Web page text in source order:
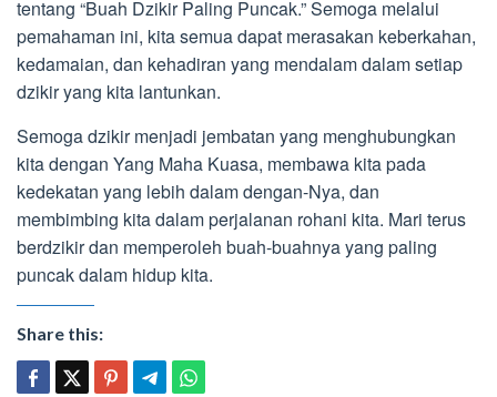
tentang “Buah Dzikir Paling Puncak.” Semoga melalui
pemahaman ini, kita semua dapat merasakan keberkahan,
kedamaian, dan kehadiran yang mendalam dalam setiap
dzikir yang kita lantunkan.
Semoga dzikir menjadi jembatan yang menghubungkan
kita dengan Yang Maha Kuasa, membawa kita pada
kedekatan yang lebih dalam dengan-Nya, dan
membimbing kita dalam perjalanan rohani kita. Mari terus
berdzikir dan memperoleh buah-buahnya yang paling
puncak dalam hidup kita.
Share this: